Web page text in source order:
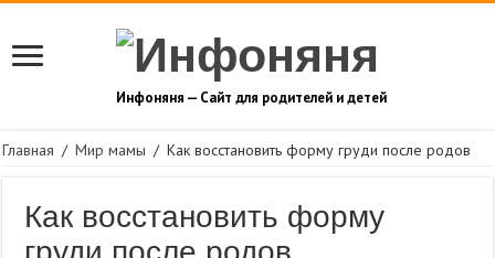
Инфоняня — Сайт для родителей и детей
Главная / Мир мамы / Как восстановить форму груди после родов
Как восстановить форму